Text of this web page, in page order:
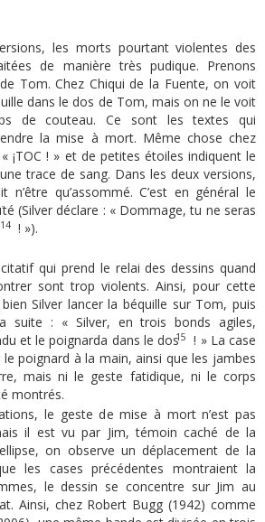
les morts pourtant violentes des
de manière très pudique. Prenons
Tom. Chez Chiqui de la Fuente, on voit
dans le dos de Tom, mais on ne le voit
de couteau. Ce sont les textes qui
la mise à mort. Même chose chez
¡TOC ! » et de petites étoiles indiquent le
trace de sang. Dans les deux versions,
n’être qu’assommé. C’est en général le
(Silver déclare : « Dommage, tu ne seras
14 ! »).
qui prend le relai des dessins quand
sont trop violents. Ainsi, pour cette
Silver lancer la béquille sur Tom, puis
suite : « Silver, en trois bonds agiles,
et le poignarda dans le dos15
! » La case
poignard à la main, ainsi que les jambes
mais ni le geste fatidique, ni le corps
montrés.
le geste de mise à mort n’est pas
il est vu par Jim, témoin caché de la
on observe un déplacement de la
les cases précédentes montraient la
le dessin se concentre sur Jim au
Ainsi, chez Robert Bugg (1942) comme